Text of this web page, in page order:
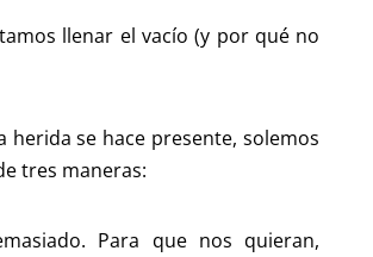
llenar el vacío (y por qué no
herida se hace presente, solemos
tres maneras:
Para que nos quieran,